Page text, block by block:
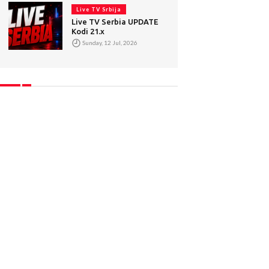
Live TV Srbija
Live TV Serbia UPDATE
Kodi 21.x
Sunday, 12 Jul, 2026